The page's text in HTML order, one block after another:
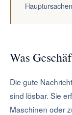
Was
Die gute
sind lösbar. Sie
Maschinen oder